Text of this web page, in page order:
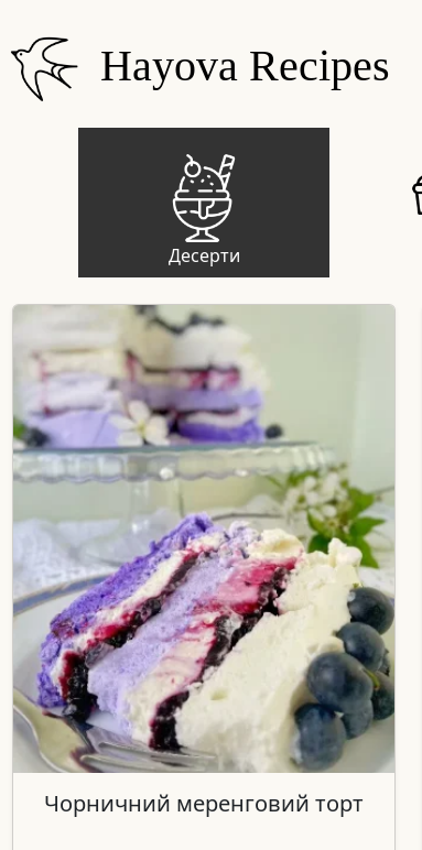
Hayova Recipes
Десерти
Чорничний меренговий торт